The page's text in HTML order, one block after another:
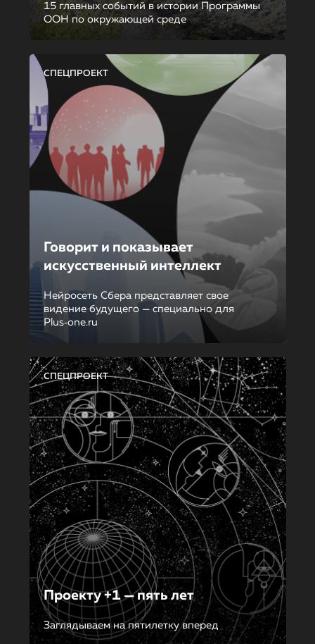
15 главных событий в истории Программы
ООН по окружающей среде
СПЕЦПРОЕКТ
Говорит и показывает
искусственный интеллект
Нейросеть Сбера представляет свое
видение будущего — специально для
Plus‑one.ru
СПЕЦПРОЕКТ
Проекту +1 — пять лет
Заглядываем на пятилетку вперед